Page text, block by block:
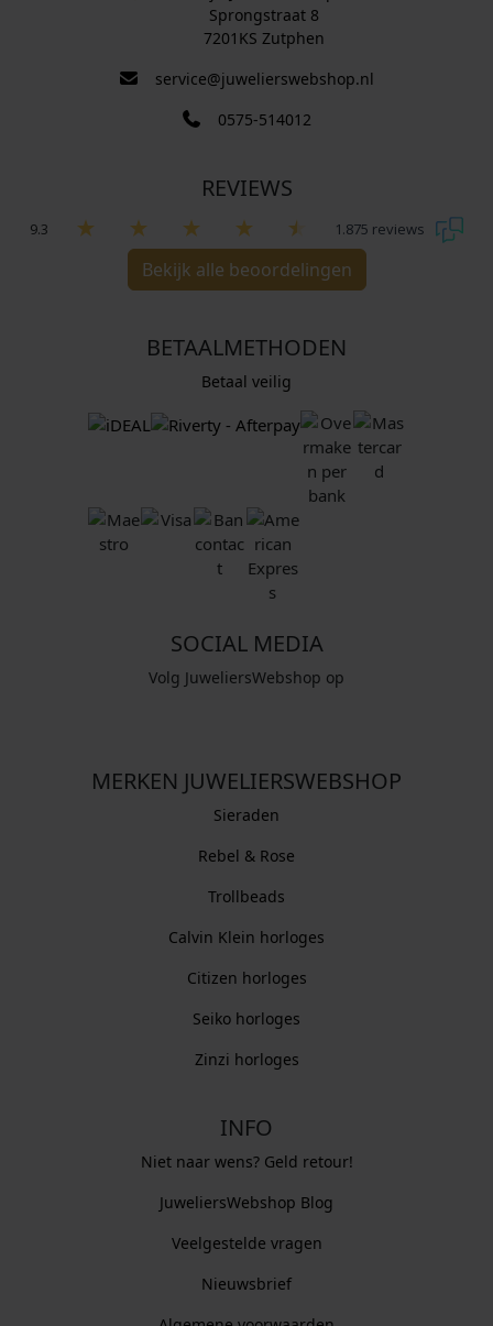
Sprongstraat 8
7201KS Zutphen
service@juwelierswebshop.nl
0575-514012
REVIEWS
9.3 1.875 reviews
Bekijk alle beoordelingen
BETAALMETHODEN
Betaal veilig
SOCIAL MEDIA
Volg JuweliersWebshop op
MERKEN JUWELIERSWEBSHOP
Sieraden
Rebel & Rose
Trollbeads
Calvin Klein horloges
Citizen horloges
Seiko horloges
Zinzi horloges
INFO
Niet naar wens? Geld retour!
JuweliersWebshop Blog
Veelgestelde vragen
Nieuwsbrief